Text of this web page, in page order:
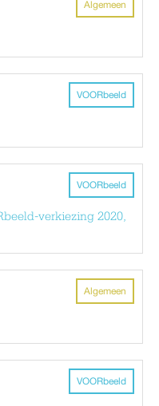
Algemeen
VOORbeeld
VOORbeeld
verkiezing 2020,
Algemeen
VOORbeeld